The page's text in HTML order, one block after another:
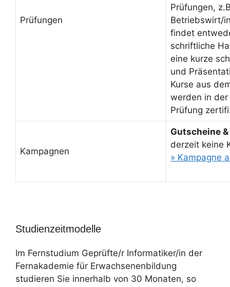
Prüfungen
Prüfungen,
Betriebswirt/
findet
schriftliche
eine kurze
und
Kurse aus
werden in der
Prüfung
Kampagnen
Gutscheine
derzeit keine
» Kampagne
Studienzeitmodelle
Im Fernstudium Geprüfte/r Informatiker/in der
Fernakademie für Erwachsenenbildung
studieren Sie innerhalb von 30 Monaten, so